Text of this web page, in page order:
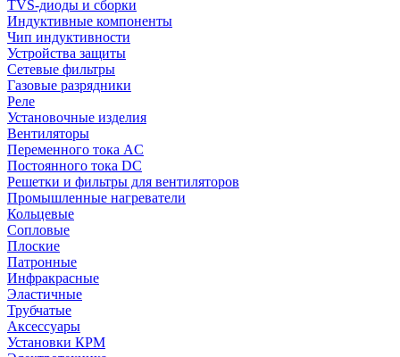
TVS-диоды и сборки
Индуктивные компоненты
Чип индуктивности
Устройства защиты
Сетевые фильтры
Газовые разрядники
Реле
Установочные изделия
Вентиляторы
Переменного тока AC
Постоянного тока DC
Решетки и фильтры для вентиляторов
Промышленные нагреватели
Кольцевые
Сопловые
Плоские
Патронные
Инфракрасные
Эластичные
Трубчатые
Аксессуары
Установки КРМ